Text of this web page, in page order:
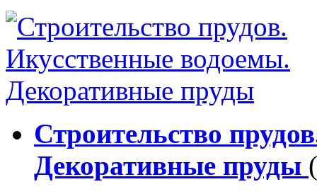
Строительство
Декоративные пруды